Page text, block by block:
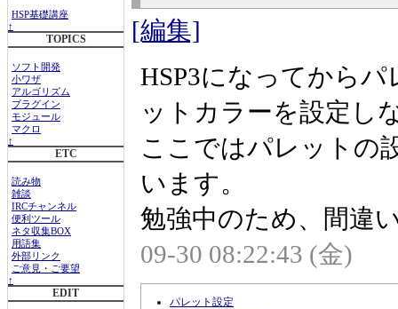
HSP基礎講座
↑
TOPICS
ソフト開発
小ワザ
アルゴリズム
プラグイン
モジュール
マクロ
↑
ETC
読み物
雑談
IRCチャンネル
便利ツール
ネタ収集BOX
用語集
外部リンク
ご意見・ご要望
↑
EDIT
[編集]
HSP3になってから
ットカラーを設定し
ここではパレットの
います。
勉強中のため、間違
09-30 08:22:43 (金)
パレット設定